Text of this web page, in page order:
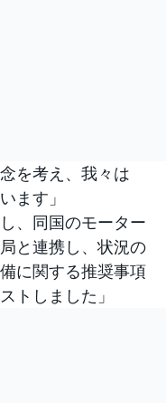
を考え、我々は
ます」
、同国のモーター
と連携し、状況の
に関する推奨事項
トしました」